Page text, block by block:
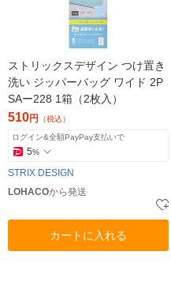
ストリックスデザイン つけ置き
洗い ジッパーバッグ ワイド 2P
SAー228 1箱（2枚入）
510円 （税込）
ログイン&全額PayPay支払いで
5%
STRIX DESIGN
LOHACOから発送
カートに入れる